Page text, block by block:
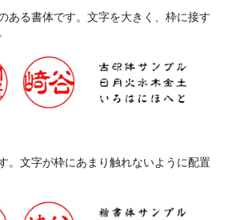
ある書体です。文字を大きく、枠に接す
。文字が枠にあまり触れないように配置